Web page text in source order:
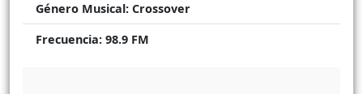
Género Musical: Crossover
Frecuencia: 98.9 FM